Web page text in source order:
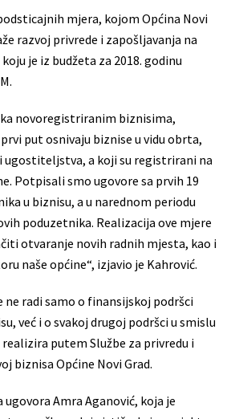
mjera, kojom Općina Novi
razvoj privrede i zapošljavanja na
je iz budžeta za 2018. godinu
novoregistriranim biznisima,
put osnivaju biznise u vidu obrta,
ugostiteljstva, a koji su registrirani na
Potpisali smo ugovore sa prvih 19
u biznisu, a u narednom periodu
poduzetnika. Realizacija ove mjere
otvaranje novih radnih mjesta, kao i
naše općine“, izjavio je Kahrović.
ne radi samo o finansijskoj podršci
već i o svakoj drugoj podršci u smislu
putem Službe za privredu i
biznisa Općine Novi Grad.
Amra Aganović, koja je